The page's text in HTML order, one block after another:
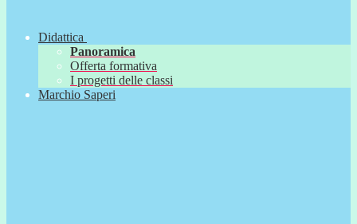
Didattica
Panoramica
Offerta formativa
I progetti delle classi
Marchio Saperi